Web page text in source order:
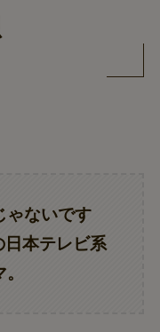
ゃないです
本テレビ系